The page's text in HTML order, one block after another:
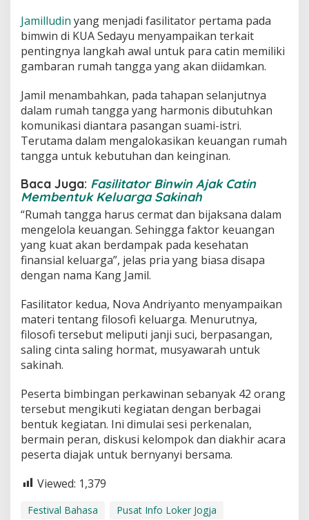
Jamilludin yang menjadi fasilitator pertama pada
bimwin di KUA Sedayu menyampaikan terkait
pentingnya langkah awal untuk para catin memiliki
gambaran rumah tangga yang akan diidamkan.
Jamil menambahkan, pada tahapan selanjutnya
dalam rumah tangga yang harmonis dibutuhkan
komunikasi diantara pasangan suami-istri.
Terutama dalam mengalokasikan keuangan rumah
tangga untuk kebutuhan dan keinginan.
Baca Juga: Fasilitator Binwin Ajak Catin
Membentuk Keluarga Sakinah
“Rumah tangga harus cermat dan bijaksana dalam
mengelola keuangan. Sehingga faktor keuangan
yang kuat akan berdampak pada kesehatan
finansial keluarga”, jelas pria yang biasa disapa
dengan nama Kang Jamil.
Fasilitator kedua, Nova Andriyanto menyampaikan
materi tentang filosofi keluarga. Menurutnya,
filosofi tersebut meliputi janji suci, berpasangan,
saling cinta saling hormat, musyawarah untuk
sakinah.
Peserta bimbingan perkawinan sebanyak 42 orang
tersebut mengikuti kegiatan dengan berbagai
bentuk kegiatan. Ini dimulai sesi perkenalan,
bermain peran, diskusi kelompok dan diakhir acara
peserta diajak untuk bernyanyi bersama.
Viewed: 1,379
Festival Bahasa
Pusat Info Loker Jogja